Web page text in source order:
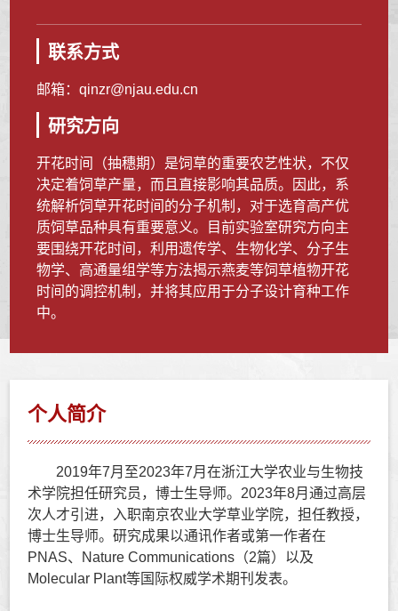
联系方式
邮箱：qinzr@njau.edu.cn
研究方向
开花时间（抽穗期）是饲草的重要农艺性状，不仅
决定着饲草产量，而且直接影响其品质。因此，系
统解析饲草开花时间的分子机制，对于选育高产优
质饲草品种具有重要意义。目前实验室研究方向主
要围绕开花时间，利用遗传学、生物化学、分子生
物学、高通量组学等方法揭示燕麦等饲草植物开花
时间的调控机制，并将其应用于分子设计育种工作
中。
个人简介
2019年7月至2023年7月在浙江大学农业与生物技
术学院担任研究员，博士生导师。2023年8月通过高层
次人才引进，入职南京农业大学草业学院，担任教授，
博士生导师。研究成果以通讯作者或第一作者在
PNAS、
Nature Communications（2篇）以及
Molecular Plant等国际权威学术期刊发表。